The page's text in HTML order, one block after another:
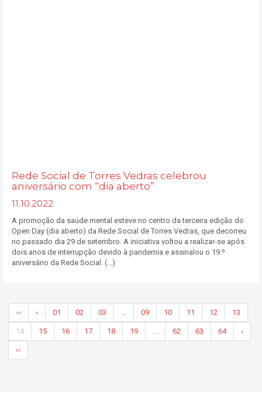
Rede Social de Torres Vedras celebrou
aniversário com “dia aberto”
11.10.2022
A promoção da saúde mental esteve no centro da terceira edição do
Open Day (dia aberto) da Rede Social de Torres Vedras, que decorreu
no passado dia 29 de setembro. A iniciativa voltou a realizar-se após
dois anos de interrupção devido à pandemia e assinalou o 19.º
aniversário da Rede Social. (...)
‹‹ ‹ 01 02 03 … 09 10 11 12 13
14 15 16 17 18 19 … 62 63 64 ›
››